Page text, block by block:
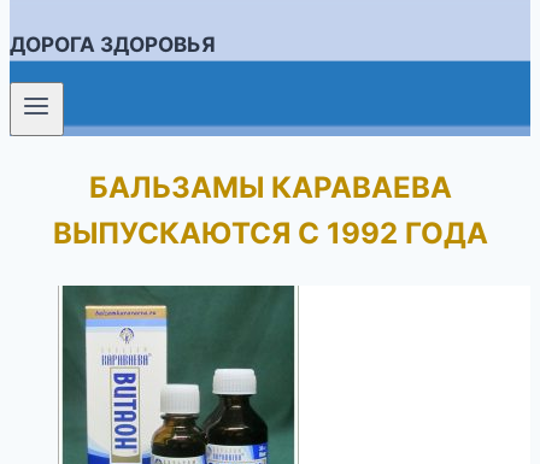
ДОРОГА ЗДОРОВЬЯ
БАЛЬЗАМЫ КАРАВАЕВА
ВЫПУСКАЮТСЯ С 1992 ГОДА